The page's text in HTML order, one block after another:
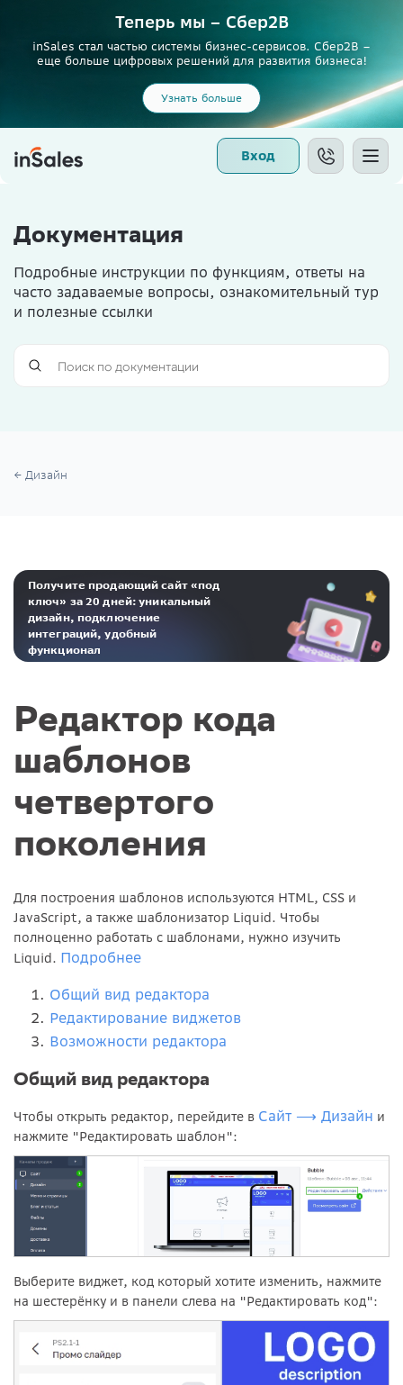
Теперь мы – Сбер2B
inSales стал частью системы бизнес-сервисов. Сбер2В –
еще больше цифровых решений для развития бизнеса!
Узнать больше
Вход
Документация
Подробные инструкции по функциям, ответы на
часто задаваемые вопросы, ознакомительный тур
и полезные ссылки
Дизайн
Получите продающий сайт «под
ключ» за 20 дней: уникальный
дизайн, подключение
интеграций, удобный
функционал
Редактор кода
шаблонов
четвертого
поколения
Для построения шаблонов используются HTML, CSS и
JavaScript, а также шаблонизатор Liquid. Чтобы
полноценно работать с шаблонами, нужно изучить
Liquid. Подробнее
Общий вид редактора
Редактирование виджетов
Возможности редактора
Общий вид редактора
Чтобы открыть редактор, перейдите в Сайт ⟶ Дизайн и
нажмите "Редактировать шаблон":
Выберите виджет, код который хотите изменить, нажмите
на шестерёнку и в панели слева на "Редактировать код":